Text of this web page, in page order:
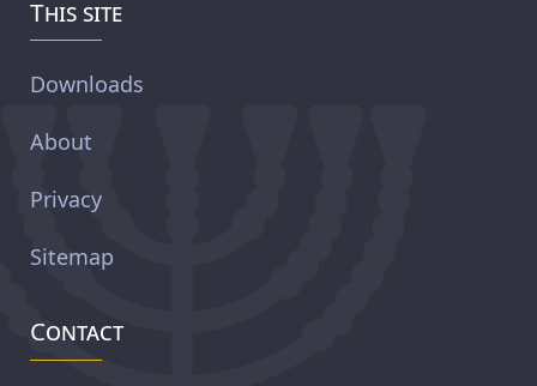
This site
Downloads
About
Privacy
Sitemap
Contact